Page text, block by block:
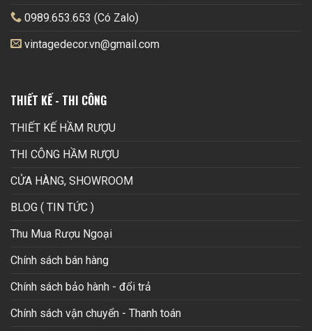
0989.653.653 (Có Zalo)
vintagedecor.vn@gmail.com
THIẾT KẾ - THI CÔNG
THIẾT KẾ HẦM RƯỢU
THI CÔNG HẦM RƯỢU
CỬA HÀNG, SHOWROOM
BLOG ( TIN TỨC )
Thu Mua Rượu Ngoại
Chính sách bán hàng
Chính sách bảo hành - đổi trả
Chính sách vận chuyển - Thanh toán